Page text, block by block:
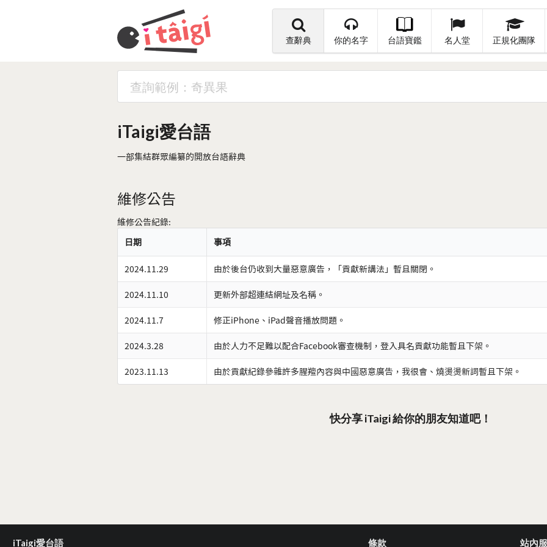
查辭典 你的名字 台語寶鑑 名人堂 正規化團隊
iTaigi愛台語
一部集結群眾編纂的開放台語辭典
維修公告
維修公告紀錄:
日期
事項
2024.11.29 由於後台仍收到大量惡意廣告，「貢獻新講法」暫且關閉。
2024.11.10 更新外部超連結網址及名稱。
2024.11.7 修正iPhone、iPad聲音播放問題。
2024.3.28 由於人力不足難以配合Facebook審查機制，登入具名貢獻功能暫且下架。
2023.11.13 由於貢獻紀錄參雜許多腥羶內容與中國惡意廣告，我很會、燒燙燙新詞暫且下架。
快分享 iTaigi 給你的朋友知道吧！
iTaigi愛台語 條款 站內